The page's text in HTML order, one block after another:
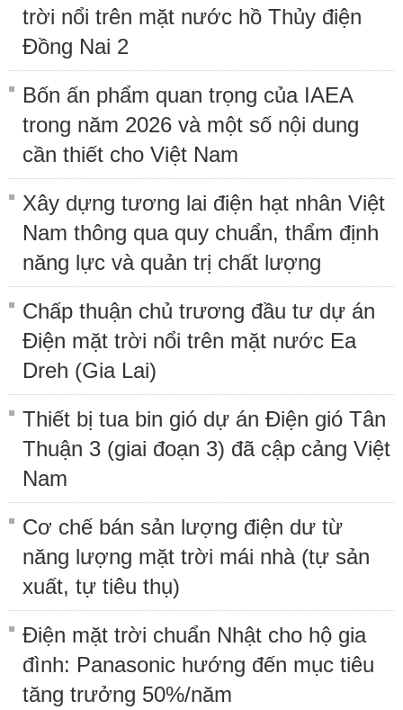
trời nổi trên mặt nước hồ Thủy điện
Đồng Nai 2
Bốn ấn phẩm quan trọng của IAEA
trong năm 2026 và một số nội dung
cần thiết cho Việt Nam
Xây dựng tương lai điện hạt nhân Việt
Nam thông qua quy chuẩn, thẩm định
năng lực và quản trị chất lượng
Chấp thuận chủ trương đầu tư dự án
Điện mặt trời nổi trên mặt nước Ea
Dreh (Gia Lai)
Thiết bị tua bin gió dự án Điện gió Tân
Thuận 3 (giai đoạn 3) đã cập cảng Việt
Nam
Cơ chế bán sản lượng điện dư từ
năng lượng mặt trời mái nhà (tự sản
xuất, tự tiêu thụ)
Điện mặt trời chuẩn Nhật cho hộ gia
đình: Panasonic hướng đến mục tiêu
tăng trưởng 50%/năm